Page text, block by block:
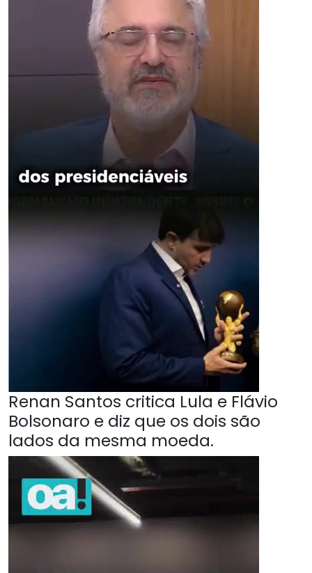
Renan Santos critica Lula e Flávio
Bolsonaro e diz que os dois são
lados da mesma moeda.